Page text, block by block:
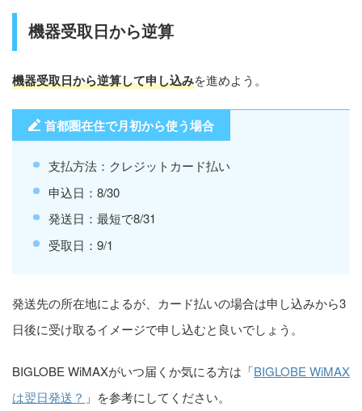
機器受取日から逆算
機器受取日から逆算して申し込みを進めよう。
首都圏在住で月初から使う場合
支払方法：クレジットカード払い
申込日：8/30
発送日：最短で8/31
受取日：9/1
発送先の所在地によるが、カード払いの場合は申し込みから3
日後に受け取るイメージで申し込むと良いでしょう。
BIGLOBE WiMAXがいつ届くか気にる方は「BIGLOBE WiMAX
は翌日発送？ 」を参考にしてください。